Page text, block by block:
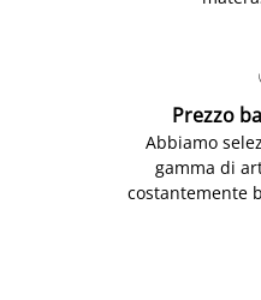
Prezzo
Abbiamo
gamma di
costantemente